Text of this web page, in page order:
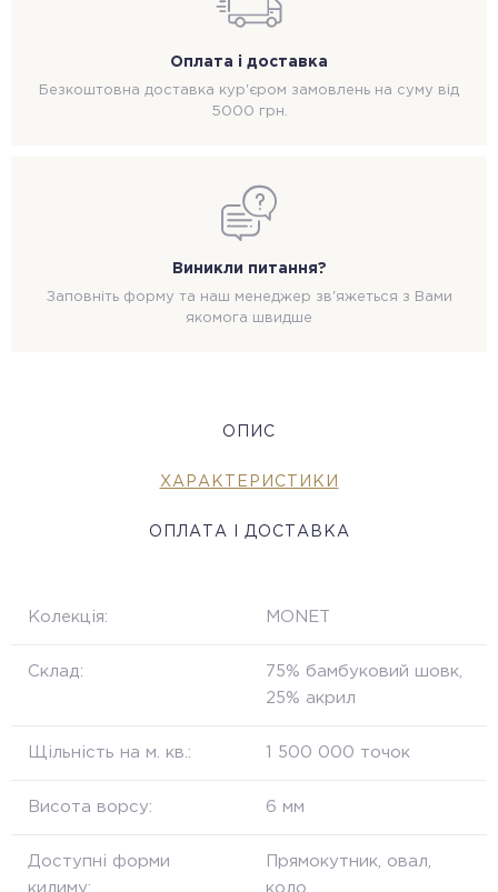
Оплата і доставка
Безкоштовна доставка кур'єром замовлень на суму від
5000 грн.
Виникли питання?
Заповніть форму та наш менеджер зв'яжеться з Вами
якомога швидше
ОПИС
ХАРАКТЕРИСТИКИ
ОПЛАТА І ДОСТАВКА
Колекція: MONET
Склад:
75% бамбуковий шовк,
25% акрил
Щільність на м. кв.: 1 500 000 точок
Висота ворсу: 6 мм
Доступні форми
килиму:
Прямокутник, овал,
коло